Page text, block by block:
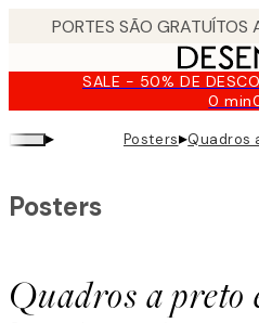
SALE - 50% DE
0 min
▸ Posters▸Quadros
Quadros a preto
Posters